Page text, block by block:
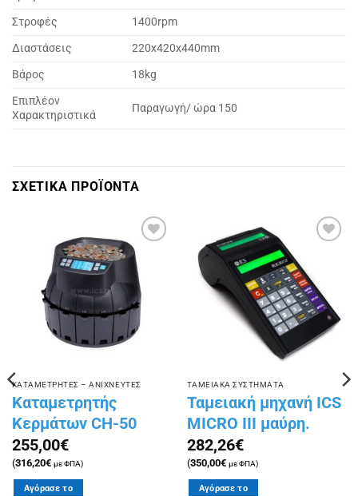
Στροφές
1400rpm
Διαστάσεις
220x420x440mm
Βάρος
18kg
Επιπλέον
Χαρακτηριστικά
Παραγωγή/ ώρα 150
ΣΧΕΤΙΚΑ ΠΡΟΪΟΝΤΑ
Πρόσθήκη
στην
λίστα
επιθυμιών
ΚΑΤΑΜΕΤΡΗΤΕΣ – ΑΝΙΧΝΕΥΤΕΣ
Καταμετρητής
Κερμάτων CH-50
255,00€
(316,20€ με ΦΠΑ)
Αγόρασε το
Πρόσθήκη
λίστα
επιθυμιών
ΤΑΜΕΙΑΚΑ ΣΥΣΤΗΜΑΤΑ
Ταμειακή μηχανή ICS
MICRO III μαύρη.
282,26€
(350,00€ με ΦΠΑ)
Αγόρασε το